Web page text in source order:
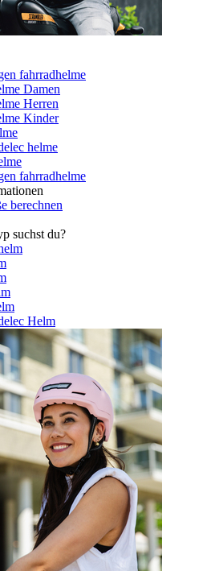
fahrradhelme
Damen
Herren
Kinder
helme
fahrradhelme
berechnen
suchst du?
Helm